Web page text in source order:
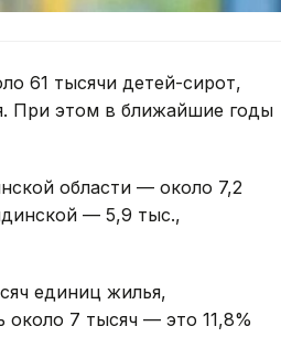
61 тысячи детей-сирот,
При этом в ближайшие годы
области — около 7,2
— 5,9 тыс.,
единиц жилья,
7 тысяч — это 11,8%